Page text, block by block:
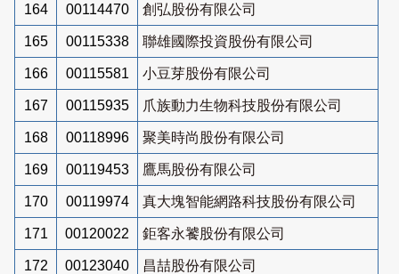
164 00114470 創弘股份有限公司
165 00115338 聯雄國際投資股份有限公司
166 00115581 小豆芽股份有限公司
167 00115935 爪族動力生物科技股份有限公司
168 00118996 聚美時尚股份有限公司
169 00119453 鷹馬股份有限公司
170 00119974 真大塊智能網路科技股份有限公司
171 00120022 鉅客永饕股份有限公司
172 00123040 昌喆股份有限公司